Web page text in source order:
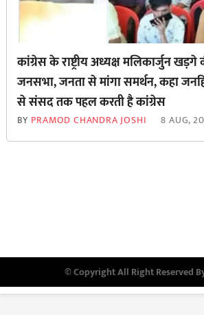
कांग्रेस के राष्ट्रीय अध्यक्ष मलिकार्जुन खड़गे
जनसभा, जनता से मांगा समर्थन, कहा
से ‌संसद तक पहल करती है कांग्रेस
BY PRAMOD CHANDRA JOSHI 8 AUG,
© Copyright All Right Reserved